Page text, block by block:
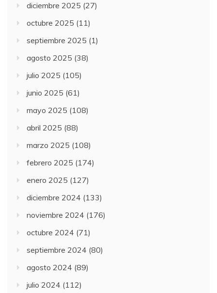
diciembre 2025 (27)
octubre 2025 (11)
septiembre 2025 (1)
agosto 2025 (38)
julio 2025 (105)
junio 2025 (61)
mayo 2025 (108)
abril 2025 (88)
marzo 2025 (108)
febrero 2025 (174)
enero 2025 (127)
diciembre 2024 (133)
noviembre 2024 (176)
octubre 2024 (71)
septiembre 2024 (80)
agosto 2024 (89)
julio 2024 (112)